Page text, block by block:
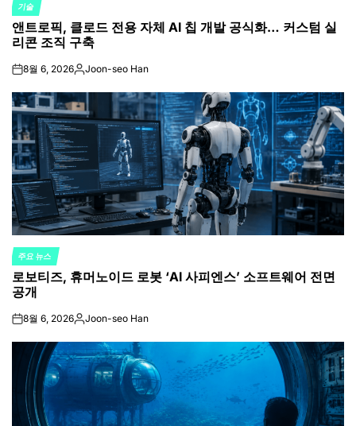
POSTED
IN
기술
앤트로픽, 클로드 전용 자체 AI 칩 개발 공식화… 커스텀 실
리콘 조직 구축
on8월 6, 2026Posted
Joon-seo Han
POSTED
IN
주요 뉴스
로보티즈, 휴머노이드 로봇 ‘AI 사피엔스’ 소프트웨어 전면
공개
on8월 6, 2026Posted
Joon-seo Han